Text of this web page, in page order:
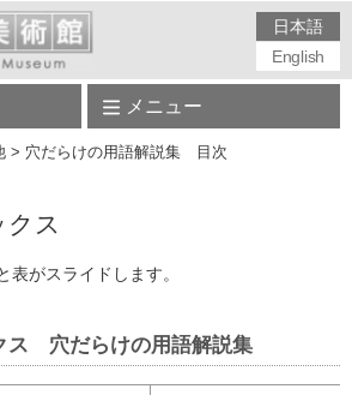
日本語
English
メニュー
> 穴だらけの用語解説集 目次
ス
がスライドします。
ス 穴だらけの用語解説集